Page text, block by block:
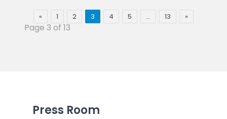
Press Room
« 1 2 3 4 5 … 13 »
Page 3 of 13